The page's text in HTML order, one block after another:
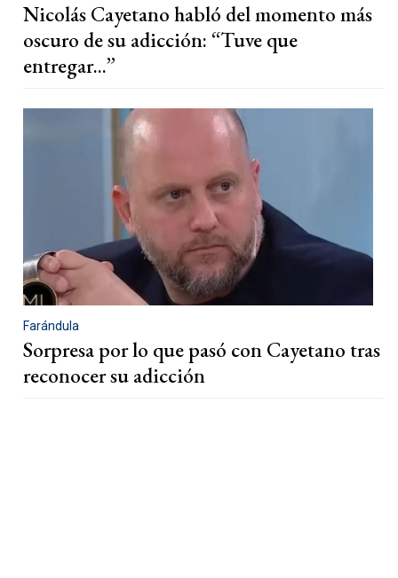
Nicolás Cayetano habló del momento más
oscuro de su adicción: “Tuve que
entregar...”
Farándula
Sorpresa por lo que pasó con Cayetano tras
reconocer su adicción